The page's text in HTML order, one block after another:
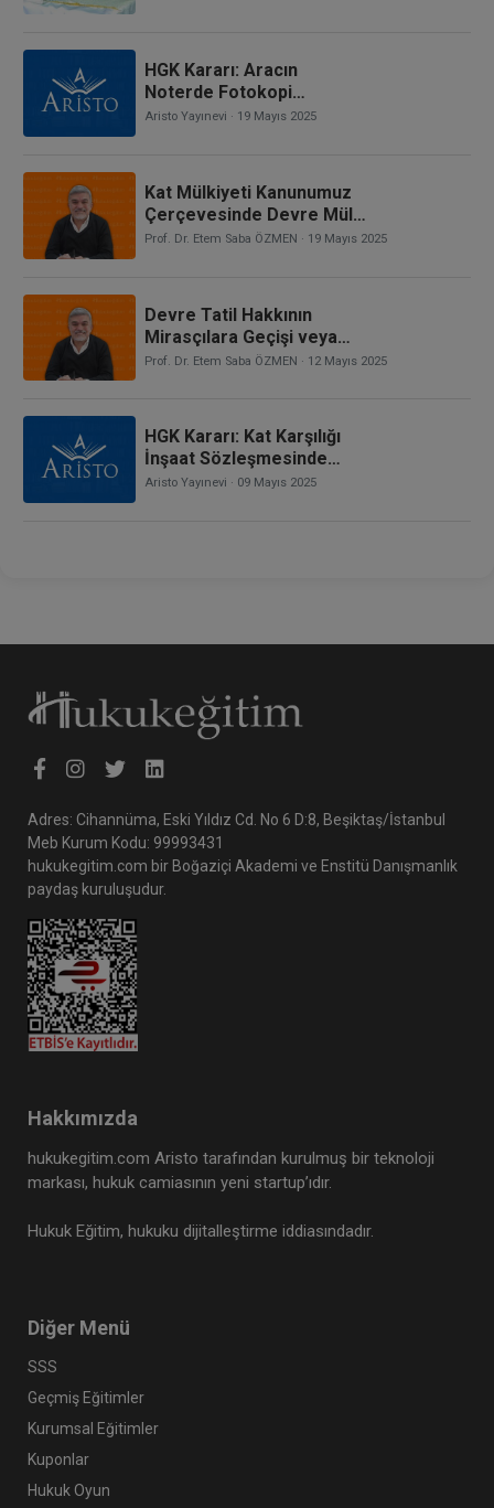
HGK Kararı: Aracın
Noterde Fotokopi
Vekaletname İle Satılması,
Satım Bedelinin Ödendiği
Çekin Karşılıksız Çıkması,
Zararla Noterin Kusuru
Arasında İlliyet Bağı
Aristo Yayınevi · 19 Mayıs 2025
Kat Mülkiyeti Kanunumuz
Çerçevesinde Devre Mülk
Uyuşmazlıklarında
Prof. Dr. Etem Saba ÖZMEN · 19 Mayıs 2025
Devre Tatil Hakkının
Mirasçılara Geçişi veya
Ölüme Bağlı Tasarruflara
Prof. Dr. Etem Saba ÖZMEN · 12 Mayıs 2025
HGK Kararı: Kat Karşılığı
İnşaat Sözleşmesinde
Belirtilenden Başka Bir
Aristo Yayınevi · 09 Mayıs 2025
Adres: Cihannüma, Eski Yıldız Cd. No 6 D:8, Beşiktaş/İstanbul
Meb Kurum Kodu: 99993431
hukukegitim.com bir Boğaziçi Akademi ve Enstitü Danışmanlık
paydaş kuruluşudur.
Hakkımızda
hukukegitim.com Aristo tarafından kurulmuş bir teknoloji
markası, hukuk camiasının yeni startup’ıdır.
Hukuk Eğitim, hukuku dijitalleştirme iddiasındadır.
Diğer Menü
SSS
Geçmiş Eğitimler
Kurumsal Eğitimler
Kuponlar
Hukuk Oyun